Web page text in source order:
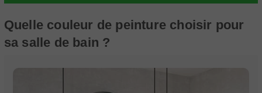
Quelle couleur de peinture choisir pour
sa salle de bain ?